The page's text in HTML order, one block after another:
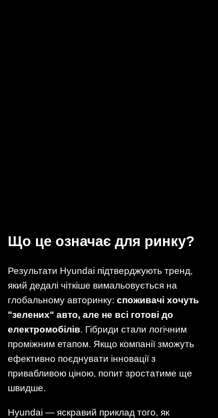
Що це означає для ринку?
Результати Hyundai підтверджують тренд,
який дедалі чіткіше вимальовується на
глобальному авторинку: споживачі хочуть
"зелених" авто, але не всі готові до
електромобілів. Гібриди стали логічним
проміжним етапом. Якщо компанії зможуть
ефективно поєднувати інновації з
привабливою ціною, попит зростатиме ще
швидше.
Hyundai — яскравий приклад того, як